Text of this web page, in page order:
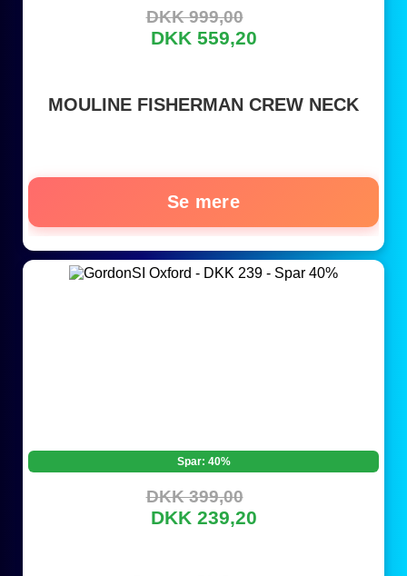
DKK 999,00
DKK 559,20
MOULINE FISHERMAN CREW NECK
Se mere
Spar: 40%
DKK 399,00
DKK 239,20